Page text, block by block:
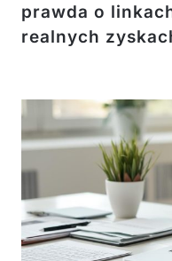
prawda o
realnych